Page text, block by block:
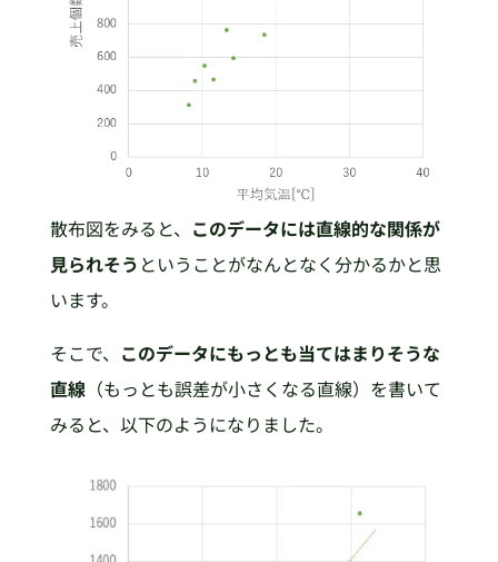
散布図をみると、 このデータには直線的な関係が
見られそう ということがなんとなく分かるかと思
います。
そこで、 このデータにもっとも当てはまりそうな
直線（もっとも誤差が小さくなる直線）を書いて
みると、以下のようになりました。